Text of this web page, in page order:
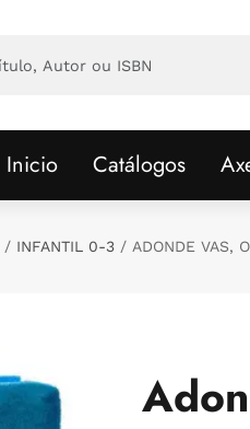
Inicio Catálogos
INFANTIL 0-3 ADONDE VAS,